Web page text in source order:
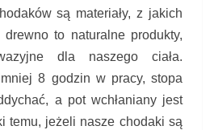
P
E
U
T
.
są materiały, z jakich
to naturalne produkty,
dla naszego ciała.
8 godzin w pracy, stopa
a pot wchłaniany jest
temu, jeżeli nasze chodaki są